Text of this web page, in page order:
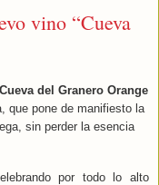
vino “Cueva
Cueva del Granero Orange
que pone de manifiesto la
sin perder la esencia
por todo lo alto